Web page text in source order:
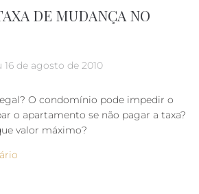
DE MUDANÇA NO
16 de agosto de 2010
O condomínio pode impedir o
o apartamento se não pagar a taxa?
valor máximo?